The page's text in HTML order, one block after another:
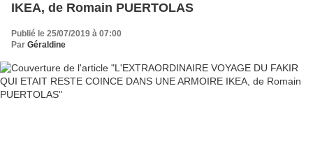
IKEA, de Romain PUERTOLAS
Publié le 25/07/2019 à 07:00
Par Géraldine